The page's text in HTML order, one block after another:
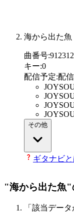
海から出た魚
曲番号:912312
キー:0
配信予定:配
その他
ギタナビ
"海から出た魚"
「該当デー